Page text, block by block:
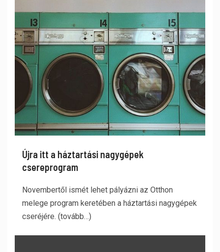
Újra itt a háztartási nagygépek
csereprogram
Novembertől ismét lehet pályázni az Otthon
melege program keretében a háztartási nagygépek
cseréjére. (tovább…)